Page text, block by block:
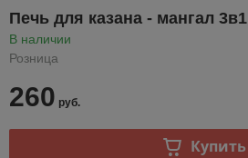
Печь для казана - мангал 3в1
В наличии
Розница
260 руб.
Купить